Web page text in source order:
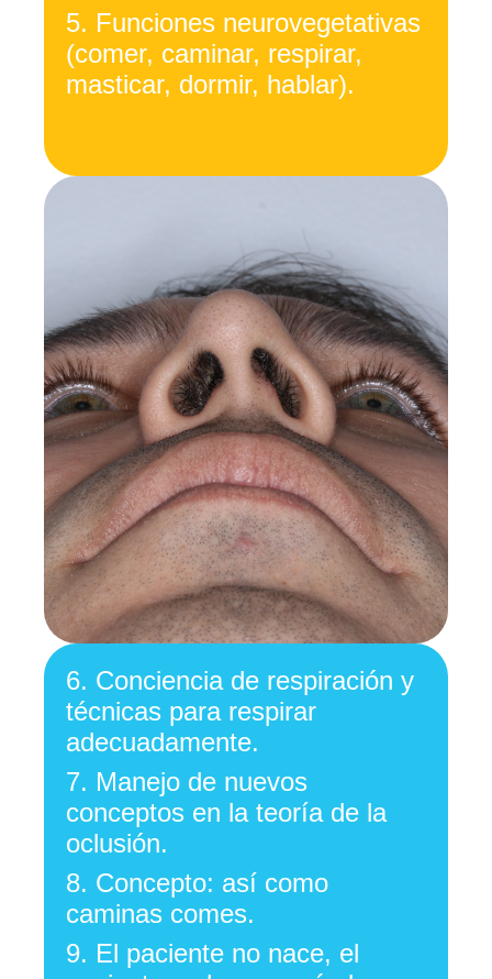
5. Funciones neurovegetativas
(comer, caminar, respirar,
masticar, dormir, hablar).
6. Conciencia de respiración y
técnicas para respirar
adecuadamente.
7. Manejo de nuevos
conceptos en la teoría de la
oclusión.
8. Concepto: así como
caminas comes.
9. El paciente no nace, el